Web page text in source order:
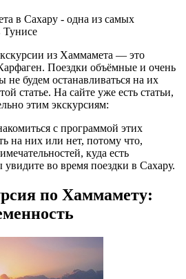
из Хаммамета — это
Поездки объёмные и очень
будем останавливаться на их
статье. На сайте уже есть статьи,
этим экскурсиям:
с программой этих
на них или нет, потому что,
куда есть
во время поездки в Сахару.
по Хаммамету: